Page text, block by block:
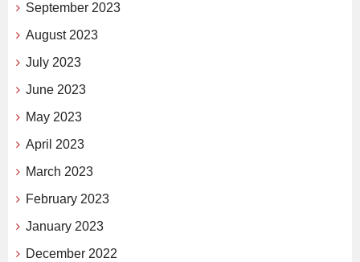
September 2023
August 2023
July 2023
June 2023
May 2023
April 2023
March 2023
February 2023
January 2023
December 2022